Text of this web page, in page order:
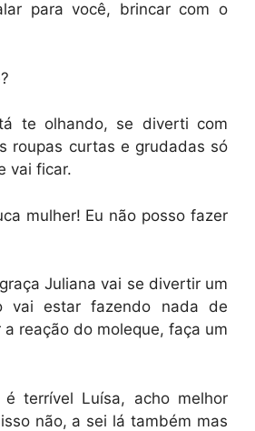
para você, brincar com o
te olhando, se diverti com
roupas curtas e grudadas só
vai ficar.
mulher! Eu não posso fazer
Juliana vai se divertir um
vai estar fazendo nada de
a reação do moleque, faça um
é terrível Luísa, acho melhor
não, a sei lá também mas